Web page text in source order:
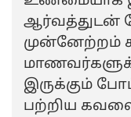
ஆர்வத்துடன்
முன்னேற்றம்
இருக்கும்
பற்றிய கவலை